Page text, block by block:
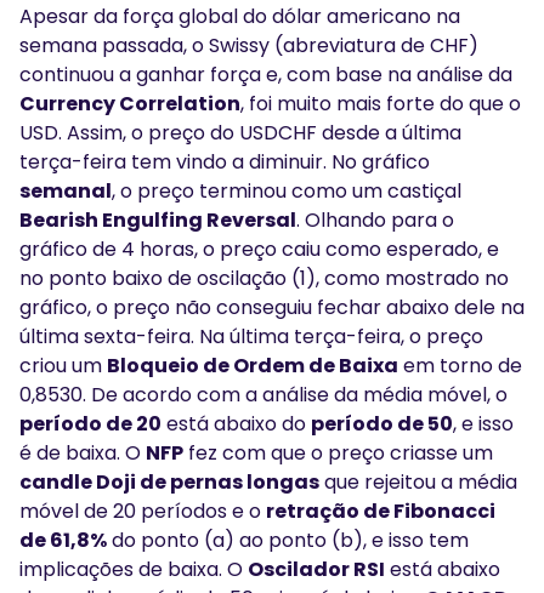
Apesar da força global do dólar americano na
semana passada, o Swissy (abreviatura de CHF)
continuou a ganhar força e, com base na análise da
Currency Correlation, foi muito mais forte do que o
USD. Assim, o preço do USDCHF desde a última
terça-feira tem vindo a diminuir. No gráfico
semanal, o preço terminou como um castiçal
Bearish Engulfing Reversal. Olhando para o
gráfico de 4 horas, o preço caiu como esperado, e
no ponto baixo de oscilação (1), como mostrado no
gráfico, o preço não conseguiu fechar abaixo dele na
última sexta-feira. Na última terça-feira, o preço
criou um Bloqueio de Ordem de Baixa em torno de
0,8530. De acordo com a análise da média móvel, o
período de 20 está abaixo do período de 50, e isso
é de baixa. O NFP fez com que o preço criasse um
candle Doji de pernas longasque rejeitou a média
móvel de 20 períodos e o retração de Fibonacci
de 61,8%do ponto (a) ao ponto (b), e isso tem
implicações de baixa. O Oscilador RSI está abaixo